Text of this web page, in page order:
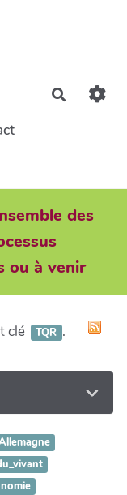
des
ou à venir
clé TQR .